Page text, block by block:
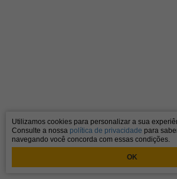
Utilizamos cookies para personalizar a sua
Consulte a nossa política de privacidade para
navegando você concorda com essas condições.
OK